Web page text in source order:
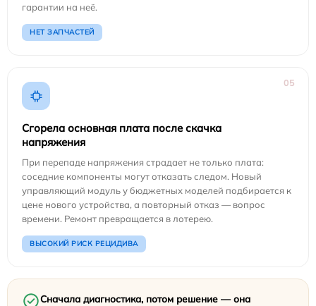
гарантии на неё.
НЕТ ЗАПЧАСТЕЙ
05
Сгорела основная плата после скачка
напряжения
При перепаде напряжения страдает не только плата:
соседние компоненты могут отказать следом. Новый
управляющий модуль у бюджетных моделей подбирается к
цене нового устройства, а повторный отказ — вопрос
времени. Ремонт превращается в лотерею.
ВЫСОКИЙ РИСК РЕЦИДИВА
Сначала диагностика, потом решение — она